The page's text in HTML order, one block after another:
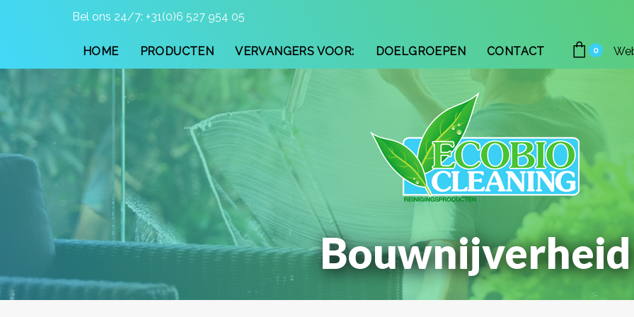
navigation
content
Bel ons 24/7: +31(0)6 527 954 05
HOME PRODUCTEN VERVANGERS VOOR: DOELGROEPEN CONTACT 0
Bouwnijverheid